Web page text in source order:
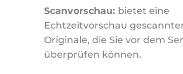
Scanvorschau: bietet eine
Echtzeitvorschau
Originale, die Sie vor dem
überprüfen können.